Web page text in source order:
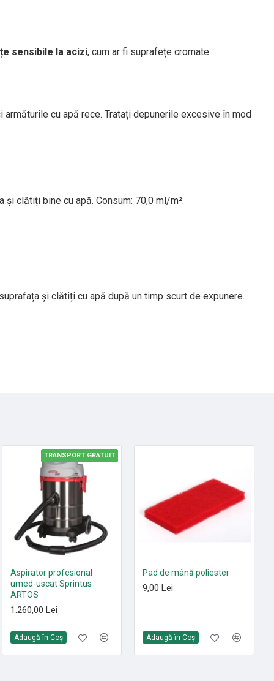
sensibile la acizi, cum ar fi suprafețe cromate
cu apă rece. Tratați depunerile excesive în mod
clătiți bine cu apă. Consum: 70,0 ml/m².
și clătiți cu apă după un timp scurt de expunere.
HOT
Set 10 saci textili 9 L
HEPA13 Sprintus FLOORY,
T11 EVO, MAXIMUS HEPA,
ERA EVO, ERA TEC
105,00 Lei
TRANSPORT GRATUIT
Aspirator profesional
umed-uscat Sprintus
ARTOS
1.260,00 Lei
Adaugă în Coş
Pad de mână poliester
9,00 Lei
Adaugă în Coş